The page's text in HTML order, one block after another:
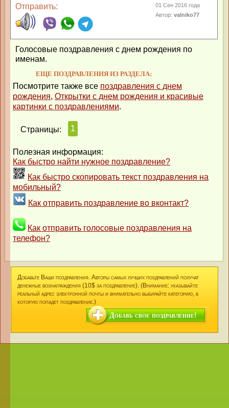
Отправить:
01 Сен 2016 года
Автор:valniko77
Голосовые поздравления с днем рождения по
именам.
ЕЩЕ ПОЗДРАВЛЕНИЯ ИЗ РАЗДЕЛА:
Посмотрите также все поздравления с днем
рождения, Открытки с днем рождения и красивые
картинки с поздравлениями.
Страницы: 1
Полезная информация:
Как быстро найти нужное поздравление?
Как быстро скопировать текст поздравления на
мобильный?
Как отправить поздравление во вконтакт?
Как отправить голосовые поздравления на
телефон?
Добавьте Ваши поздравления. Авторы самых лучших поздравлений получат
денежные вознаграждения (10$ за поздравление). (Внимание: указывайте
реальный адрес электронной почты и внимательно выбирайте категорию, в
которую попадет поздравление.)
Добавь свое поздравление!